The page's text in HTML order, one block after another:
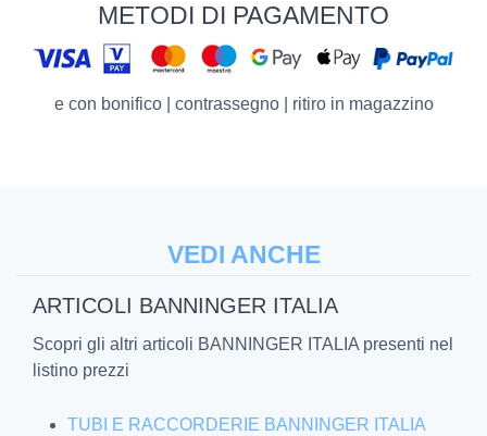
METODI DI PAGAMENTO
e con bonifico | contrassegno | ritiro in magazzino
VEDI ANCHE
ARTICOLI BANNINGER ITALIA
Scopri gli altri articoli BANNINGER ITALIA presenti nel
listino prezzi
TUBI E RACCORDERIE BANNINGER ITALIA